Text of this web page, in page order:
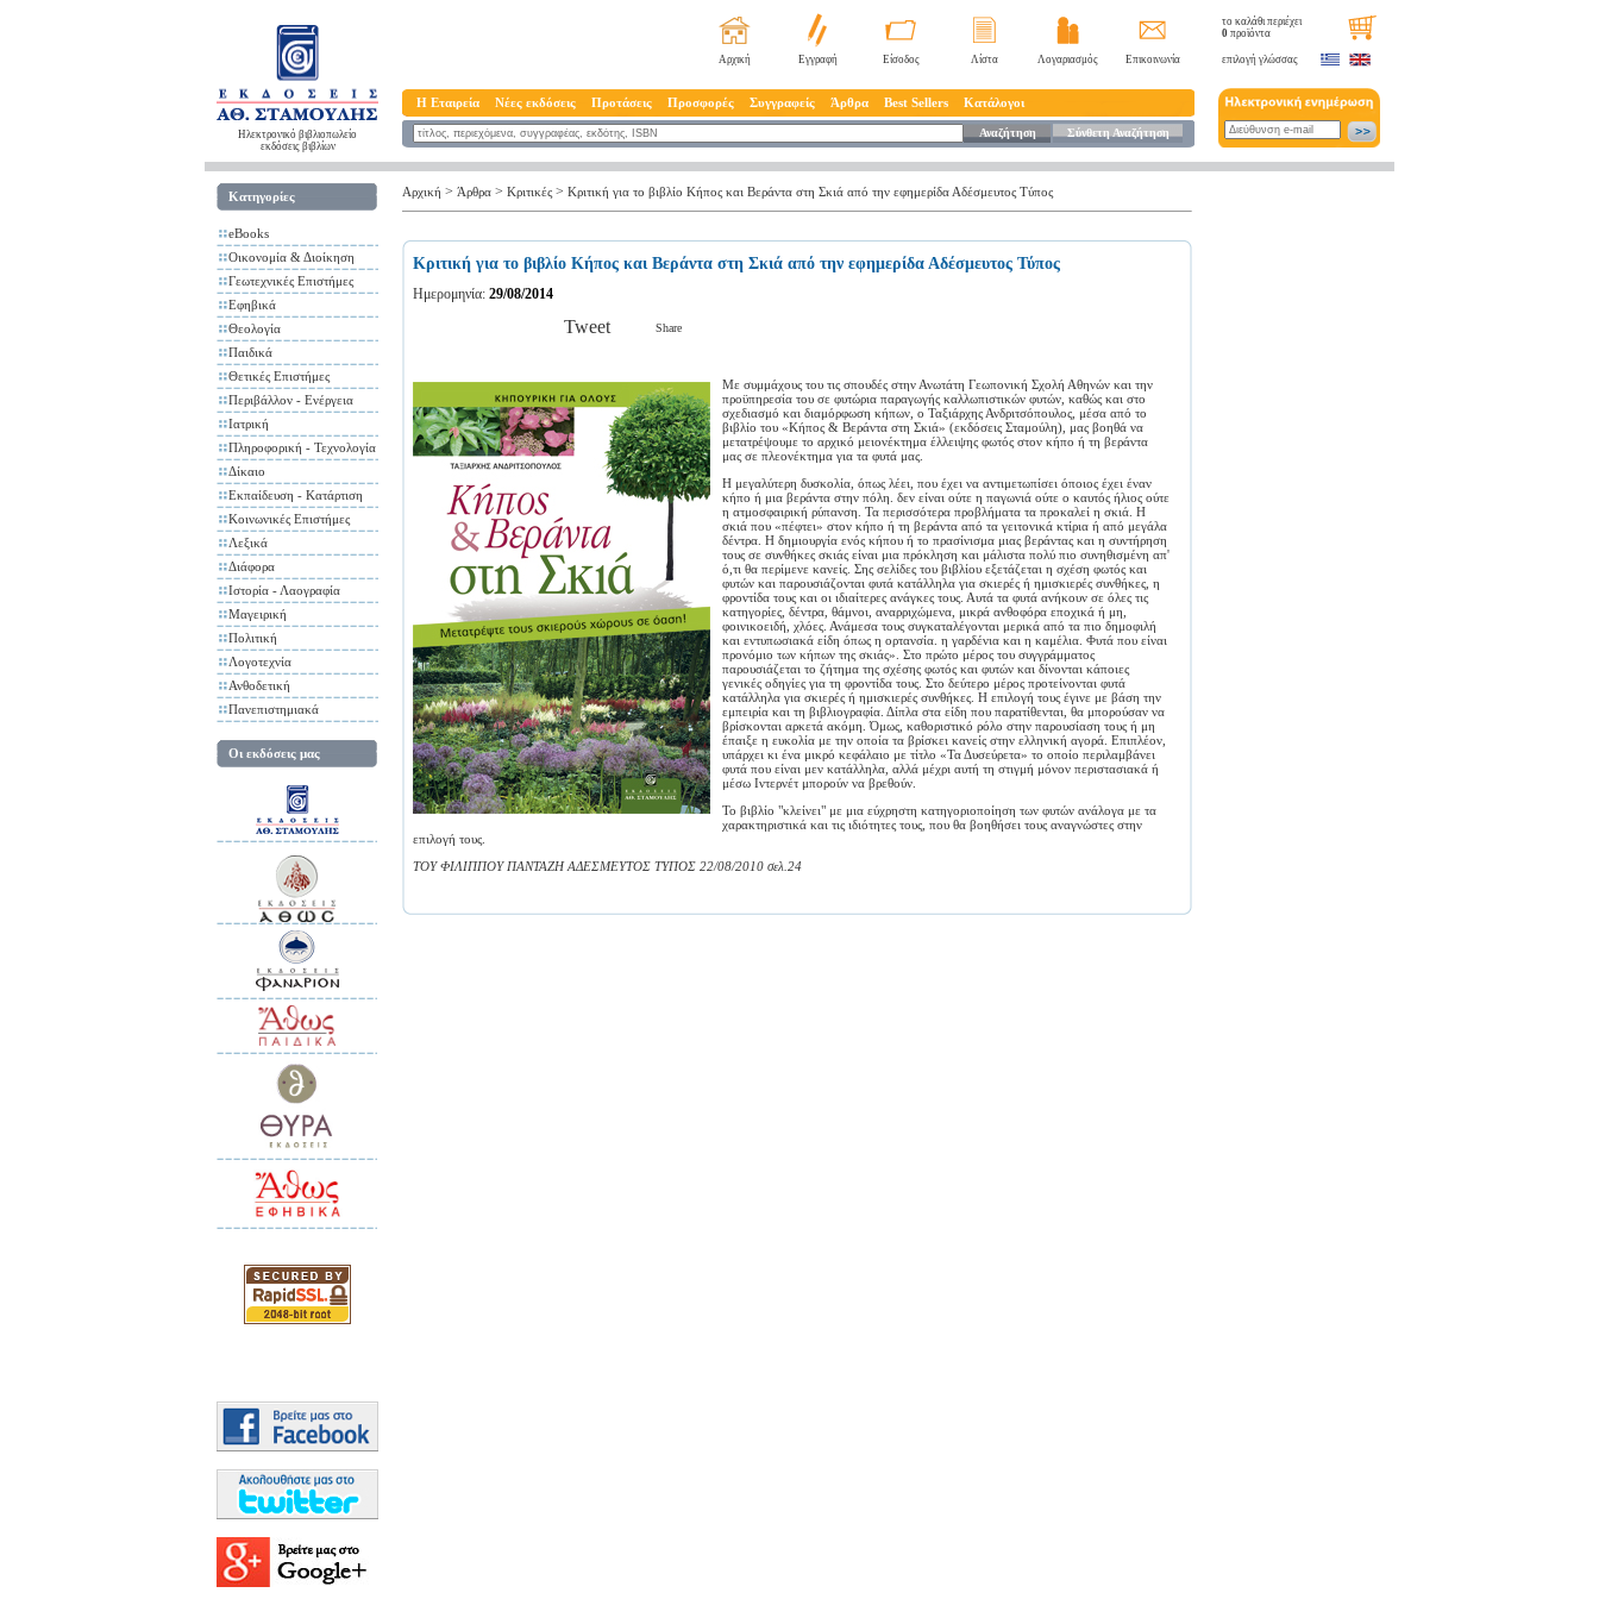
Ηλεκτρονικό βιβλιοπωλείο
εκδόσεις βιβλίων
Αρχική Εγγραφή Είσοδος Λίστα Λογαριασμός Επικοινωνία
Η Εταιρεία Νέες εκδόσεις Προτάσεις Προσφορές Συγγραφείς Άρθρα Best Sellers Κατάλογοι
Αναζήτηση Σύνθετη Αναζήτηση
το καλάθι περιέχει
0 προϊόντα
επιλογή γλώσσας
Κατηγορίες
eBooks
Οικονομία & Διοίκηση
Γεωτεχνικές Επιστήμες
Εφηβικά
Θεολογία
Παιδικά
Θετικές Επιστήμες
Περιβάλλον - Ενέργεια
Ιατρική
Πληροφορική - Τεχνολογία
Δίκαιο
Εκπαίδευση - Κατάρτιση
Κοινωνικές Επιστήμες
Λεξικά
Διάφορα
Ιστορία - Λαογραφία
Μαγειρική
Πολιτική
Λογοτεχνία
Ανθοδετική
Πανεπιστημιακά
Οι εκδόσεις μας
Αρχική > Άρθρα > Κριτικές > Κριτική για το βιβλίο Κήπος και Βεράντα στη Σκιά από την εφημερίδα Αδέσμευτος Τύπος
Κριτική για το βιβλίο Κήπος και Βεράντα στη Σκιά από την εφημερίδα Αδέσμευτος Τύπος
Ημερομηνία: 29/08/2014
Tweet Share
Με συμμάχους του τις σπουδές στην Ανωτάτη Γεωπονική Σχολή Αθηνών και την
προϋπηρεσία του σε φυτώρια παραγωγής καλλωπιστικών φυτών, καθώς και στο
σχεδιασμό και διαμόρφωση κήπων, ο Ταξιάρχης Ανδριτσόπουλος, μέσα από το
βιβλίο του «Κήπος & Βεράντα στη Σκιά» (εκδόσεις Σταμούλη), μας βοηθά να
μετατρέψουμε το αρχικό μειονέκτημα έλλειψης φωτός στον κήπο ή τη βεράντα
μας σε πλεονέκτημα για τα φυτά μας.
Η μεγαλύτερη δυσκολία, όπως λέει, που έχει να αντιμετωπίσει όποιος έχει έναν
κήπο ή μια βεράντα στην πόλη. δεν είναι ούτε η παγωνιά ούτε ο καυτός ήλιος ούτε
η ατμοσφαιρική ρύπανση. Τα περισσότερα προβλήματα τα προκαλεί η σκιά. Η
σκιά που «πέφτει» στον κήπο ή τη βεράντα από τα γειτονικά κτίρια ή από μεγάλα
δέντρα. Η δημιουργία ενός κήπου ή το πρασίνισμα μιας βεράντας και η συντήρηση
τους σε συνθήκες σκιάς είναι μια πρόκληση και μάλιστα πολύ πιο συνηθισμένη απ'
ό,τι θα περίμενε κανείς. Σης σελίδες του βιβλίου εξετάζεται η σχέση φωτός και
φυτών και παρουσιάζονται φυτά κατάλληλα για σκιερές ή ημισκιερές συνθήκες, η
φροντίδα τους και οι ιδιαίτερες ανάγκες τους. Αυτά τα φυτά ανήκουν σε όλες τις
κατηγορίες, δέντρα, θάμνοι, αναρριχώμενα, μικρά ανθοφόρα εποχικά ή μη,
φοινικοειδή, χλόες. Ανάμεσα τους συγκαταλέγονται μερικά από τα πιο δημοφιλή
και εντυπωσιακά είδη όπως η ορτανσία. η γαρδένια και η καμέλια. Φυτά που είναι
προνόμιο των κήπων της σκιάς». Στο πρώτο μέρος του συγγράμματος
παρουσιάζεται το ζήτημα της σχέσης φωτός και φυτών και δίνονται κάποιες
γενικές οδηγίες για τη φροντίδα τους. Στο δεύτερο μέρος προτείνονται φυτά
κατάλληλα για σκιερές ή ημισκιερές συνθήκες. Η επιλογή τους έγινε με βάση την
εμπειρία και τη βιβλιογραφία. Δίπλα στα είδη που παρατίθενται, θα μπορούσαν να
βρίσκονται αρκετά ακόμη. Όμως, καθοριστικό ρόλο στην παρουσίαση τους ή μη
έπαιξε η ευκολία με την οποία τα βρίσκει κανείς στην ελληνική αγορά. Επιπλέον,
υπάρχει κι ένα μικρό κεφάλαιο με τίτλο «Τα Δυσεύρετα» το οποίο περιλαμβάνει
φυτά που είναι μεν κατάλληλα, αλλά μέχρι αυτή τη στιγμή μόνον περιστασιακά ή
μέσω Ιντερνέτ μπορούν να βρεθούν.
Το βιβλίο "κλείνει" με μια εύχρηστη κατηγοριοποίηση των φυτών ανάλογα με τα
χαρακτηριστικά και τις ιδιότητες τους, που θα βοηθήσει τους αναγνώστες στην
επιλογή τους.
ΤΟΥ ΦΙΛΙΠΠΟΥ ΠΑΝΤΑΖΗ ΑΔΕΣΜΕΥΤΟΣ ΤΥΠΟΣ 22/08/2010 σελ.24